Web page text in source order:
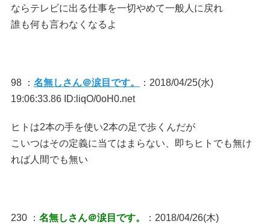
ならテレビに出る仕事を一切やめて一般人に戻れ
誰も何も言わなくなるよ
98 ： 名無しさん＠涙目です。
：2018/04/25(水)
19:06:33.86 ID:liqO/0oH0.net
ヒトは2本の手を使い2本の足で歩くんだが
こいつはその定義に当てはまらない、即ちヒトでも無け
れば人間でも無い
230 ： 名無しさん＠涙目です。
：2018/04/26(木)